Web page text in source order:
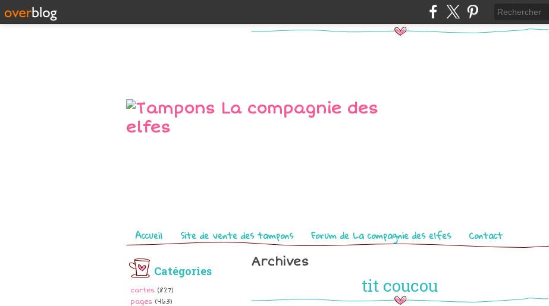
Pages
Accueil Site de vente des tampons Forum de La compagnie des elfes Contact
Catégories
cartes (827)
pages (463)
Archives
tit coucou